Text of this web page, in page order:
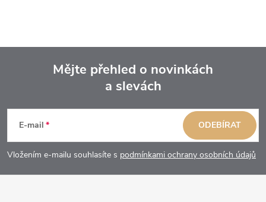
p
a
Mějte přehled o novinkách
a slevách
E-mail
Vložením e-mailu souhlasíte s podmínkami ochrany osobních údajů
ODEBÍRAT